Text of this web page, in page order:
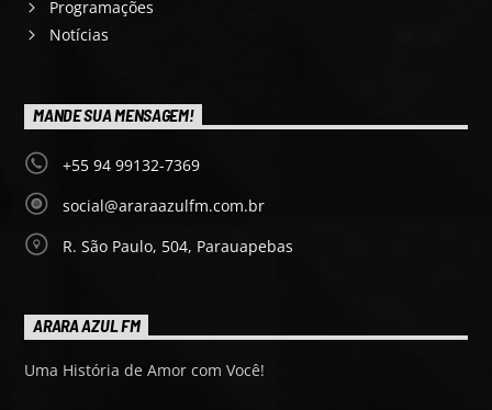
Programações
Notícias
MANDE SUA MENSAGEM!
+55 94 99132-7369
social@araraazulfm.com.br
R. São Paulo, 504, Parauapebas
ARARA AZUL FM
Uma História de Amor com Você!